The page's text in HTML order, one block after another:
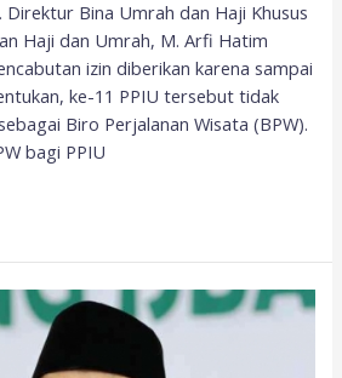
Direktur Bina Umrah dan Haji Khusus
Haji dan Umrah, M. Arfi Hatim
izin diberikan karena sampai
ke-11 PPIU tersebut tidak
Biro Perjalanan Wisata (BPW).
bagi PPIU